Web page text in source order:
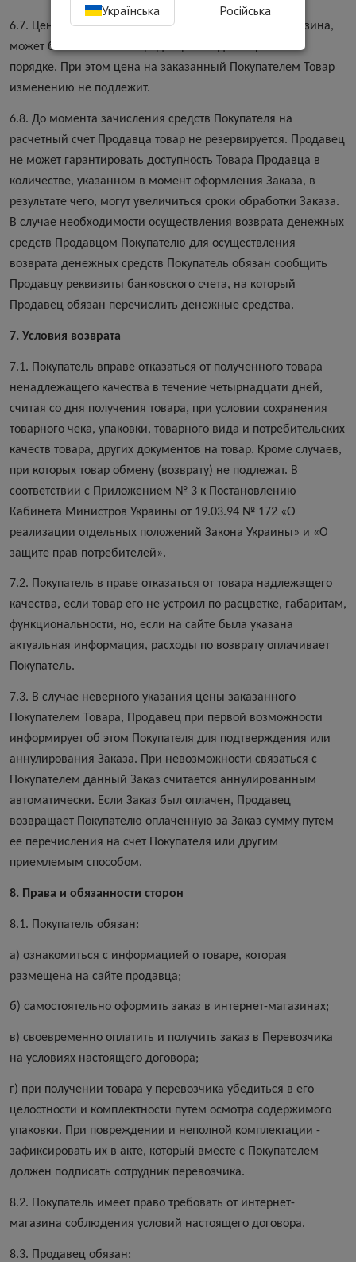
6.7. Цена Товара, что указана на сайте Интернет-магазина,
может быть изменена Продавцом в одностороннем
порядке. При этом цена на заказанный Покупателем Товар
изменению не подлежит.
6.8. До момента зачисления средств Покупателя на
расчетный счет Продавца товар не резервируется. Продавец
не может гарантировать доступность Товара Продавца в
количестве, указанном в момент оформления Заказа, в
результате чего, могут увеличиться сроки обработки Заказа.
В случае необходимости осуществления возврата денежных
средств Продавцом Покупателю для осуществления
возврата денежных средств Покупатель обязан сообщить
Продавцу реквизиты банковского счета, на который
Продавец обязан перечислить денежные средства.
7. Условия возврата
7.1. Покупатель вправе отказаться от полученного товара
ненадлежащего качества в течение четырнадцати дней,
считая со дня получения товара, при условии сохранения
товарного чека, упаковки, товарного вида и потребительских
качеств товара, других документов на товар. Кроме случаев,
при которых товар обмену (возврату) не подлежат. В
соответствии с Приложением № 3 к Постановлению
Кабинета Министров Украины от 19.03.94 № 172 «О
реализации отдельных положений Закона Украины» и «О
защите прав потребителей».
7.2. Покупатель в праве отказаться от товара надлежащего
качества, если товар его не устроил по расцветке, габаритам,
функциональности, но, если на сайте была указана
актуальная информация, расходы по возврату оплачивает
Покупатель.
7.3. В случае неверного указания цены заказанного
Покупателем Товара, Продавец при первой возможности
информирует об этом Покупателя для подтверждения или
аннулирования Заказа. При невозможности связаться с
Покупателем данный Заказ считается аннулированным
автоматически. Если Заказ был оплачен, Продавец
возвращает Покупателю оплаченную за Заказ сумму путем
ее перечисления на счет Покупателя или другим
приемлемым способом.
8. Права и обязанности сторон
8.1. Покупатель обязан:
а) ознакомиться с информацией о товаре, которая
размещена на сайте продавца;
б) самостоятельно оформить заказ в интернет-магазинах;
в) своевременно оплатить и получить заказ в Перевозчика
на условиях настоящего договора;
г) при получении товара у перевозчика убедиться в его
целостности и комплектности путем осмотра содержимого
упаковки. При повреждении и неполной комплектации -
зафиксировать их в акте, который вместе с Покупателем
должен подписать сотрудник перевозчика.
8.2. Покупатель имеет право требовать от интернет-
магазина соблюдения условий настоящего договора.
8.3. Продавец обязан:
Українська Російська